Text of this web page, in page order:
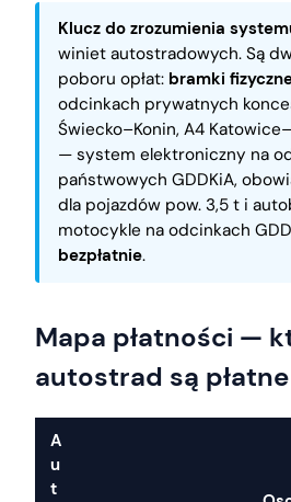
Klucz do zrozumienia
winiet autostradowych. Są
poboru opłat: bramki
odcinkach prywatnych
Świecko–Konin, A4
— system elektroniczny na
państwowych GDDKiA,
dla pojazdów pow. 3,5 t i
motocykle na odcinkach
bezpłatnie.
Mapa płatności —
autostrad są
A
u
t